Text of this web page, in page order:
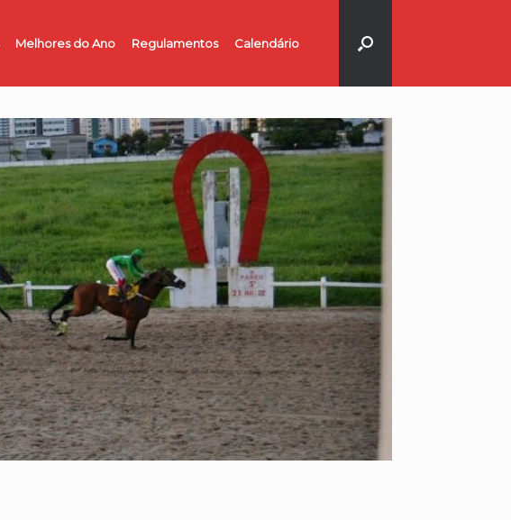
Melhores do Ano Regulamentos Calendário